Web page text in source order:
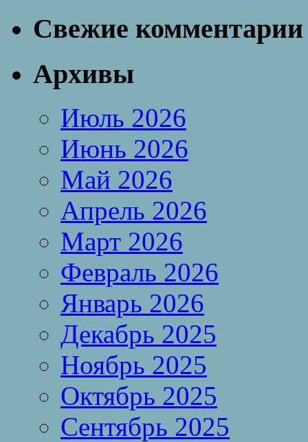
Свежие комментарии
Архивы
Июль 2026
Июнь 2026
Май 2026
Апрель 2026
Март 2026
Февраль 2026
Январь 2026
Декабрь 2025
Ноябрь 2025
Октябрь 2025
Сентябрь 2025